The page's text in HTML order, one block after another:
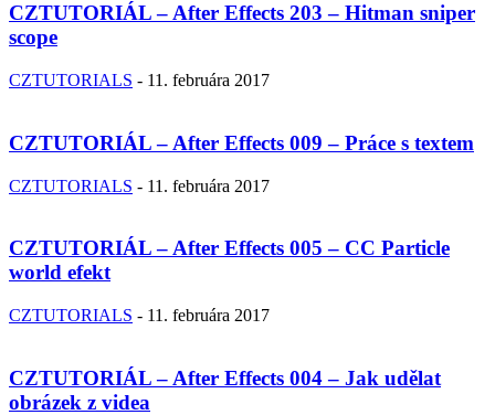
CZTUTORIÁL – After Effects 203 – Hitman sniper
scope
CZTUTORIALS - 11. februára 2017
CZTUTORIÁL – After Effects 009 – Práce s textem
CZTUTORIALS - 11. februára 2017
CZTUTORIÁL – After Effects 005 – CC Particle
world efekt
CZTUTORIALS - 11. februára 2017
CZTUTORIÁL – After Effects 004 – Jak udělat
obrázek z videa